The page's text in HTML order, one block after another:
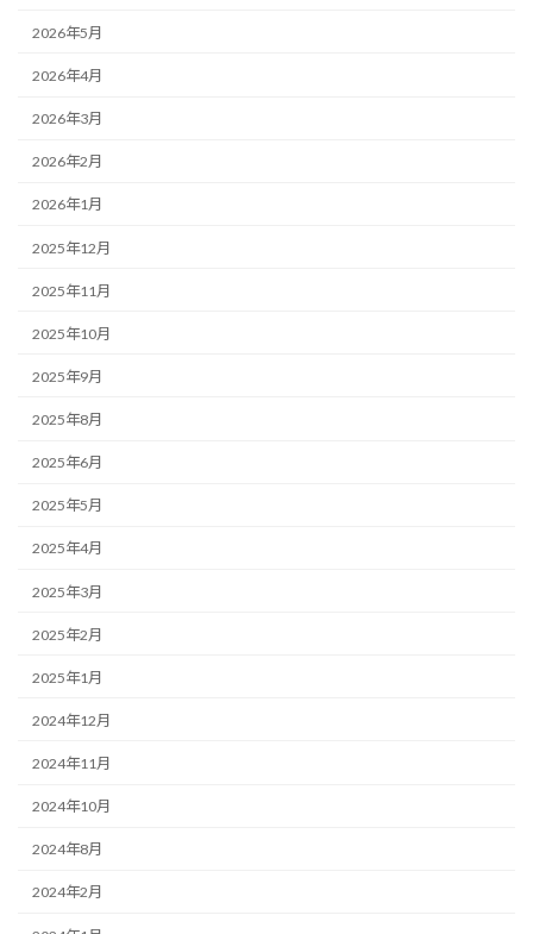
2026年5月
2026年4月
2026年3月
2026年2月
2026年1月
2025年12月
2025年11月
2025年10月
2025年9月
2025年8月
2025年6月
2025年5月
2025年4月
2025年3月
2025年2月
2025年1月
2024年12月
2024年11月
2024年10月
2024年8月
2024年2月